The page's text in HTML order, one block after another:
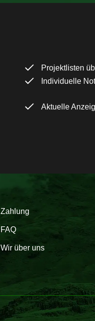
Projektlisten
Individuelle
Aktuelle
Zahlung
FAQ
Wir über uns